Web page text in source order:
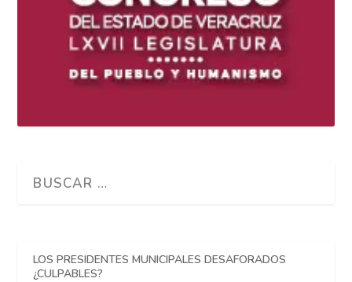
LOS PRESIDENTES MUNICIPALES DESAFORADOS
¿CULPABLES?